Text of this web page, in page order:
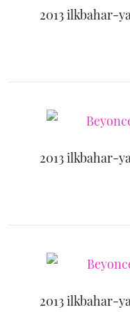
2013 ilkbahar-
2013 ilkbahar-
2013 ilkbahar-